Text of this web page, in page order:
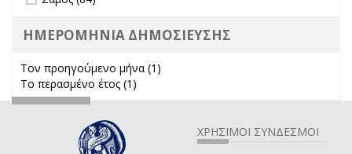
ΗΜΕΡΟΜΗΝΙΑ ΔΗΜΟΣΙΕΥΣΗΣ
Τον προηγούμενο μήνα (1)
Το περασμένο έτος (1)
ΧΡΗΣΙΜΟΙ ΣΥΝΔΕΣΜΟΙ